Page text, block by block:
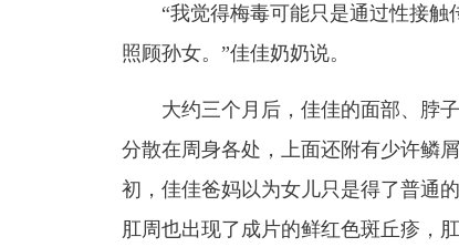
“我觉得梅毒可能只是通过性接
照顾孙女。”佳佳奶奶说。
大约三个月后，佳佳的面部、脖
分散在周身各处，上面还附有少许鳞
初，佳佳爸妈以为女儿只是得了普通
肛周也出现了成片的鲜红色斑丘疹，